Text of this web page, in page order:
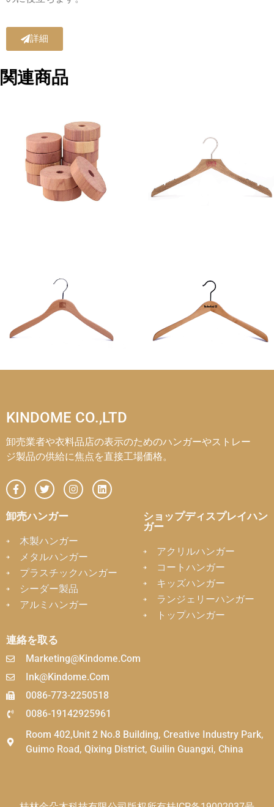
詳細
関連商品
KINDOME CO.,LTD
卸売業者や衣料品店の表示のためのハンガーやストレー
ジ製品の供給に焦点を直接工場価格。
卸売ハンガー
木製ハンガー
メタルハンガー
プラスチックハンガー
シーダー製品
アルミハンガー
ショップディスプレイハン
ガー
アクリルハンガー
コートハンガー
キッズハンガー
ランジェリーハンガー
トップハンガー
連絡を取る
Marketing@kindome.com
Ink@kindome.com
0086-773-2250518
0086-19142925961
Room 402,Unit 2 No.8 Building, Creative Industry Park,
Guimo Road, Qixing District, Guilin Guangxi, China